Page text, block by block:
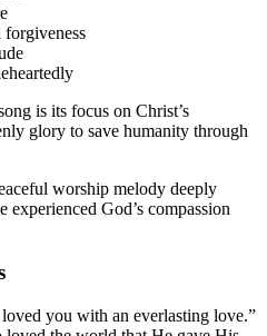
forgiveness
is its focus on Christ’s
glory to save humanity through
worship melody deeply
God’s compassion
you with an everlasting love.”